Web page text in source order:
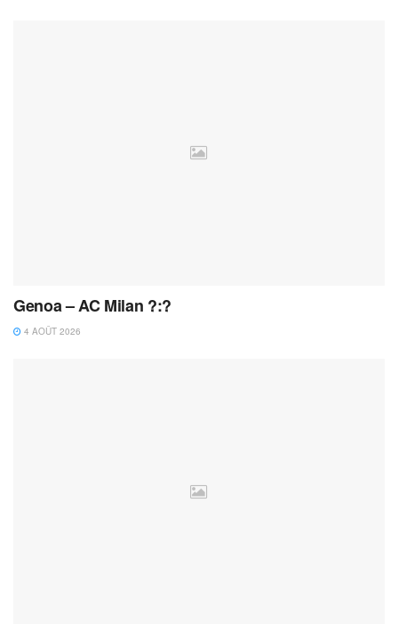
Genoa – AC Milan ?:?
4 AOÛT 2026